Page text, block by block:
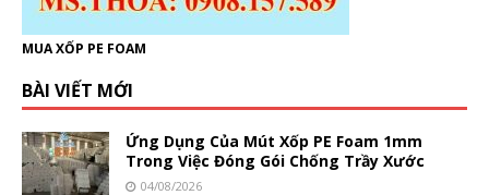
MUA XỐP PE FOAM
BÀI VIẾT MỚI
Ứng Dụng Của Mút Xốp PE Foam 1mm
Trong Việc Đóng Gói Chống Trầy Xước
04/08/2026